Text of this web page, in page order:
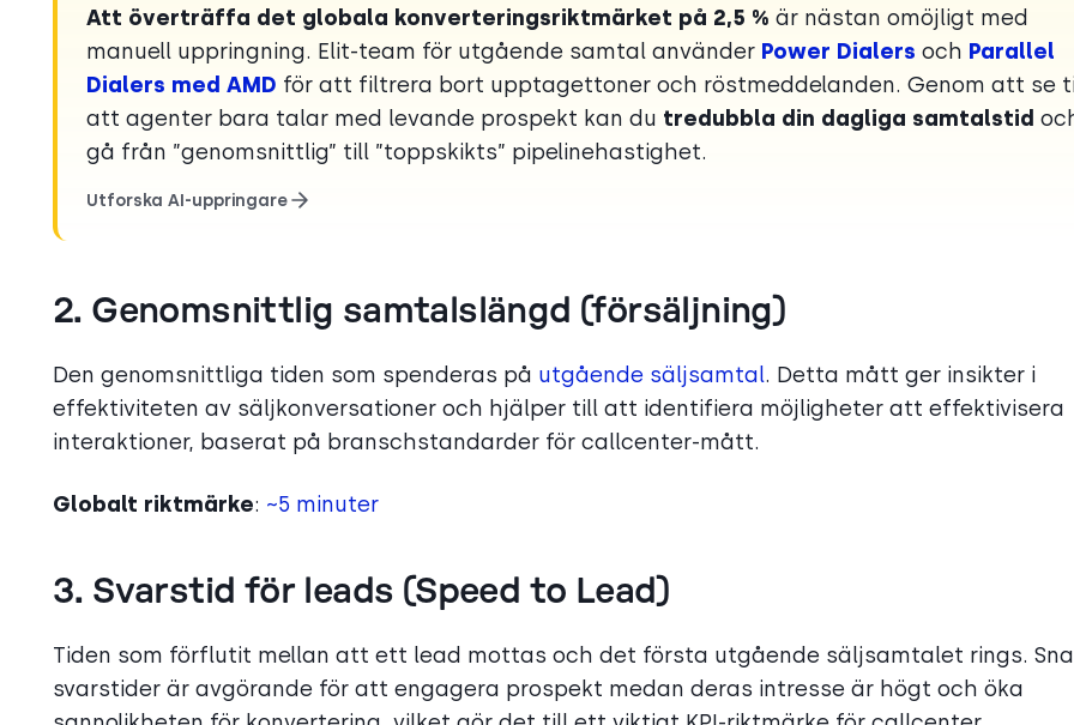
Att överträffa det globala konverteringsriktmärket på 2,5 % är nästan omöjligt med
manuell uppringning. Elit-team för utgående samtal använder Power Dialers och Parallel
Dialers med AMD för att filtrera bort upptagettoner och röstmeddelanden. Genom att se
att agenter bara talar med levande prospekt kan du tredubbla din dagliga samtalstid
gå från ”genomsnittlig” till ”toppskikts” pipelinehastighet.
Utforska AI-uppringare
2. Genomsnittlig samtalslängd (försäljning)
Den genomsnittliga tiden som spenderas på utgående säljsamtal. Detta mått ger insikter i
effektiviteten av säljkonversationer och hjälper till att identifiera möjligheter att effektivisera
interaktioner, baserat på branschstandarder för callcenter-mått.
Globalt riktmärke: ~5 minuter
3. Svarstid för leads (Speed to Lead)
Tiden som förflutit mellan att ett lead mottas och det första utgående säljsamtalet rings.
svarstider är avgörande för att engagera prospekt medan deras intresse är högt och öka